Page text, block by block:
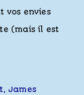
vos envies
(mais il est
, James